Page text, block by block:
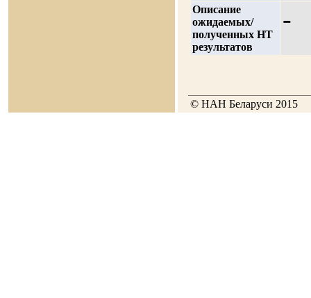
Описание
ожидаемых/
полученных НТ
результатов
-
© НАН Беларуси 2015